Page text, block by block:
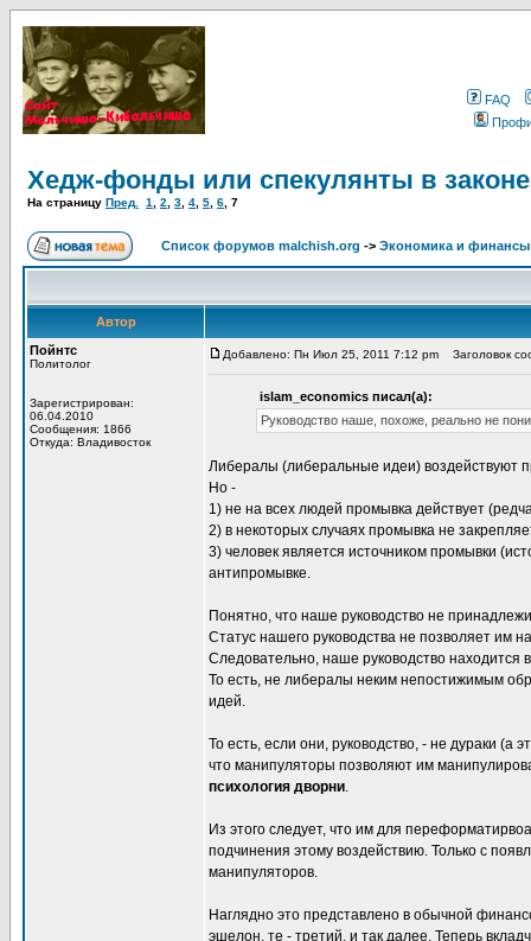
FAQ
Хедж-фонды или спекулянты в
На страницу Пред. 1 2 3 4 5 6 7
Список форумов malchish.org -> Экономика и финансы
Автор
Пойнтс
Политолог
Зарегистрирован:
06.04.2010
Сообщения: 1866
Откуда: Владивосток
Добавлено: Пн Июл 25, 2011 7:12 pm Заголовок
islam_economics писал(а):
Руководство наше, похоже, реально не
Либералы (либеральные идеи) воздействуют
Но -
1) не на всех людей промывка действует
2) в некоторых случаях промывка не
3) человек является источником промывки
антипромывке.
Понятно, что наше руководство не
Статус нашего руководства не позволяет им
Следовательно, наше руководство находится
То есть, не либералы неким непостижимым
идей.
То есть, если они, руководство, - не дураки (а
что манипуляторы позволяют им
психология дворни.
Из этого следует, что им для
подчинения этому воздействию. Только с
манипуляторов.
Наглядно это представлено в обычной
эшелон, те - третий, и так далее. Теперь